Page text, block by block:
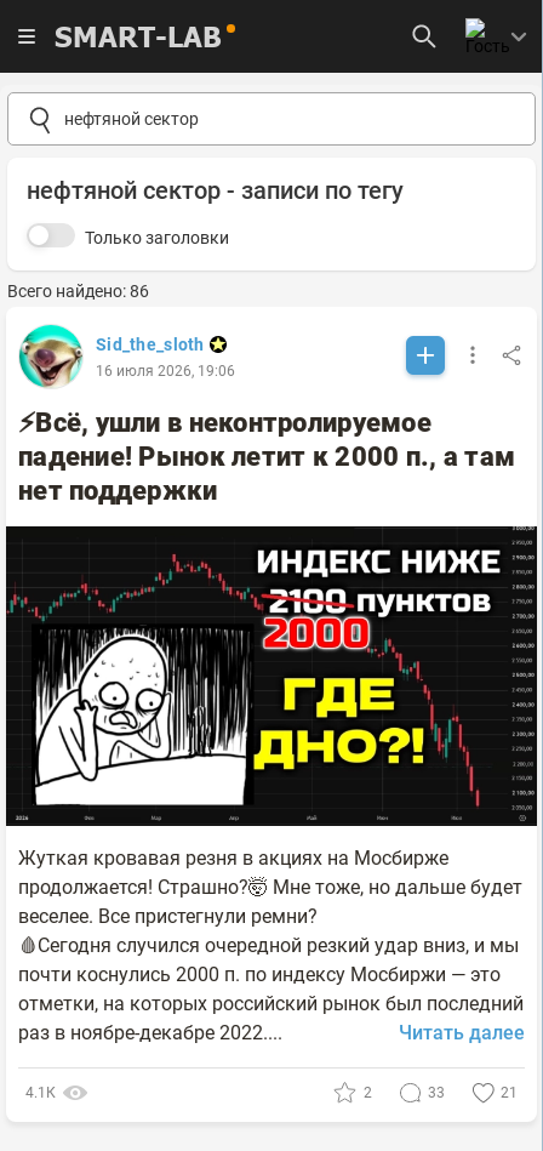
SMART-LAB
нефтяной сектор - записи по тегу
Только заголовки
Всего найдено: 86
Sid_the_sloth
16 июля 2026, 19:06
⚡️Всё, ушли в неконтролируемое
падение! Рынок летит к 2000 п., а там
нет поддержки
Жуткая кровавая резня в акциях на Мосбирже
продолжается! Страшно?🤯 Мне тоже, но дальше будет
веселее. Все пристегнули ремни?
🩸Сегодня случился очередной резкий удар вниз, и мы
почти коснулись 2000 п. по индексу Мосбиржи — это
отметки, на которых российский рынок был последний
раз в ноябре-декабре 2022....
Читать далее
4.1К 2 33 21